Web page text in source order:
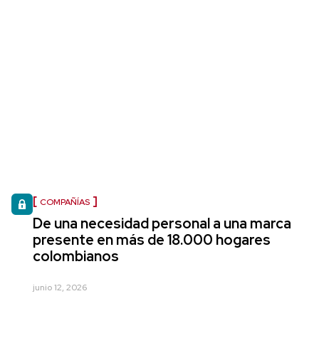
COMPAÑÍAS
De una necesidad personal a una marca
presente en más de 18.000 hogares
colombianos
junio 12, 2026